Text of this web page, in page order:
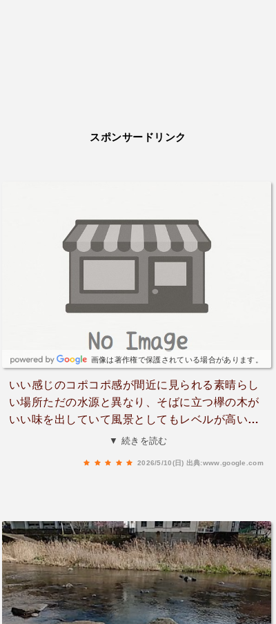
スポンサードリンク
画像は著作権で保護されている場合があります。
いい感じのコポコポ感が間近に見られる素晴らし
い場所ただの水源と異なり、そばに立つ欅の木が
いい味を出していて風景としてもレベルが高い
が、民家が映り込むのは仕方がないところ水属性
▼ 続きを読む
2026/5/10(日) 出典:www.google.com